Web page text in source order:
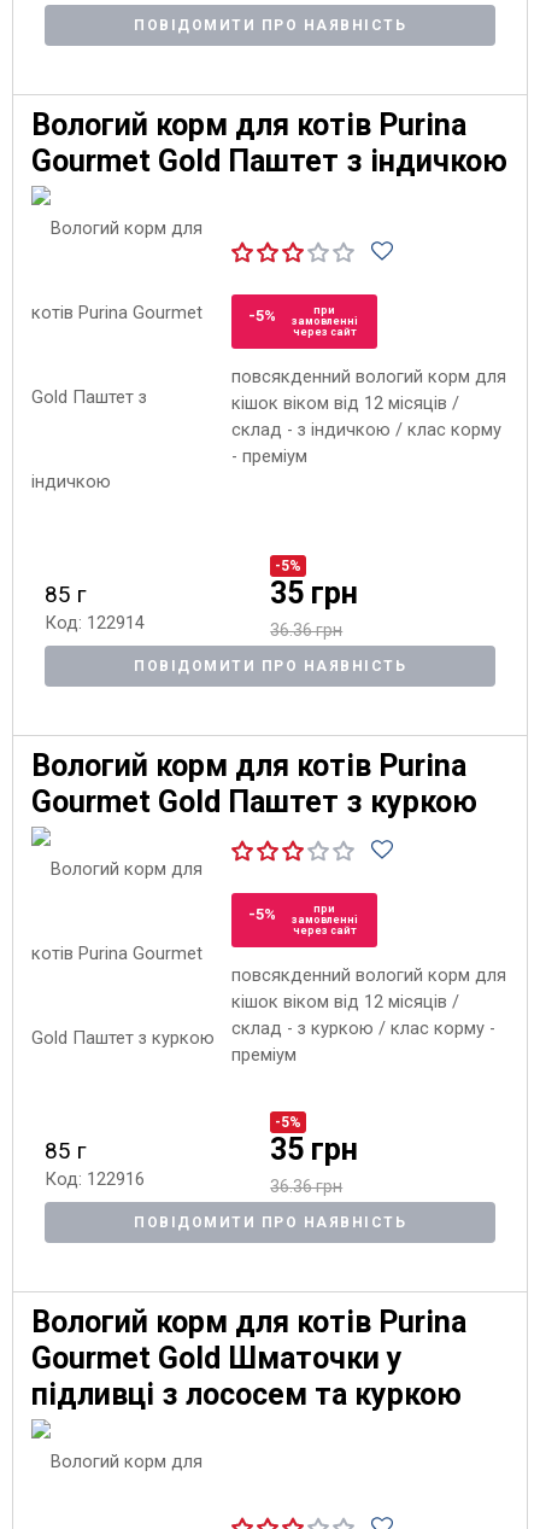
ПОВІДОМИТИ ПРО НАЯВНІСТЬ
Вологий корм для котів Purina
Gourmet Gold Паштет з індичкою
-5%
при
замовленні
через сайт
повсякденний вологий корм для
кішок віком від 12 місяців /
склад - з індичкою / клас корму
- преміум
85 г
Код: 122914
-5%
35 грн
36.36 грн
ПОВІДОМИТИ ПРО НАЯВНІСТЬ
Вологий корм для котів Purina
Gourmet Gold Паштет з куркою
-5%
при
замовленні
через сайт
повсякденний вологий корм для
кішок віком від 12 місяців /
склад - з куркою / клас корму -
преміум
85 г
Код: 122916
-5%
35 грн
36.36 грн
ПОВІДОМИТИ ПРО НАЯВНІСТЬ
Вологий корм для котів Purina
Gourmet Gold Шматочки у
підливці з лососем та куркою